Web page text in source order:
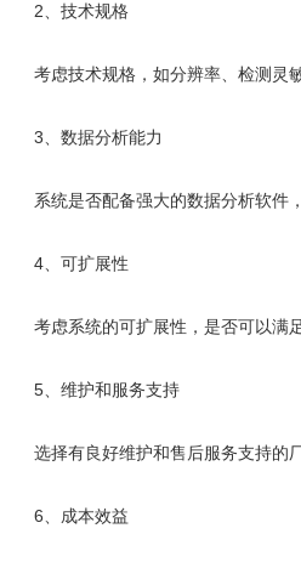
2、技术规格
考虑技术规格，如分辨率、检测灵敏
3、数据分析能力
系统是否配备强大的数据分析软件，
4、可扩展性
考虑系统的可扩展性，是否可以满
5、维护和服务支持
选择有良好维护和售后服务支持的
6、成本效益